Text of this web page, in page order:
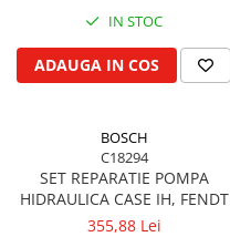
Camasa motor
Pistoane motor
Set segmenti motor
Set motor
Piston si segmenti
Balansier bucsa punte fata
Cardan, planetara
Carter de butuc, pivot
Disc de frana
Intrare diferential grup conic
Reductor punte fata
IN STOC
ADAUGA IN COS
BOSCH
C18294
SET REPARATIE POMPA
HIDRAULICA CASE IH, FENDT
355,88 Lei